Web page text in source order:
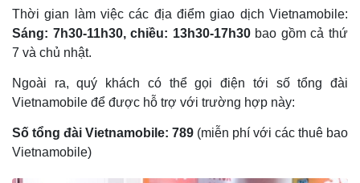
Thời gian làm việc các địa điểm giao dịch Vietnamobile:
Sáng: 7h30-11h30, chiều: 13h30-17h30bao gồm cả thứ
7 và chủ nhật.
Ngoài ra, quý khách có thể gọi điện tới số tổng đài
Vietnamobile để được hỗ trợ với trường hợp này:
Số tổng đài Vietnamobile: 789 (miễn phí với các thuê bao
Vietnamobile)